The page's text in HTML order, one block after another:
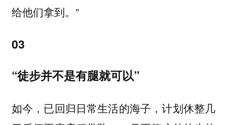
给他们拿到。”
03
“徒步并不是有腿就可以”
如今，已回归日常生活的海子，计划休整几